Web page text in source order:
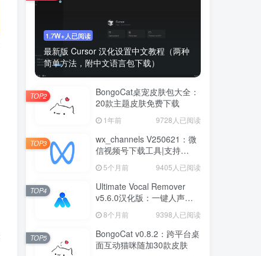
1.7W+人已阅读
最新版 Cursor 汉化设置中文教程（两种
简单方法，附中文语言包下载）
BongoCat桌宠皮肤包大全：
20款主题皮肤免费下载
1年前 9728人已阅读
TOP2
wx_channels V250621：微
信视频号下载工具|支持
Win/macOS
5个月前 9405人已阅读
TOP3
Ultimate Vocal Remover
v5.6.0汉化版：一键人声分
离工具
8个月前 9398人已阅读
TOP4
BongoCat v0.8.2：跨平台桌
面互动猫咪随加30款皮肤
TOP5